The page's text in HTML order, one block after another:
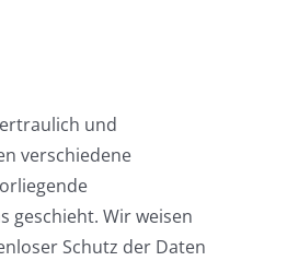
und
verschiedene
geschieht. Wir weisen
Schutz der Daten